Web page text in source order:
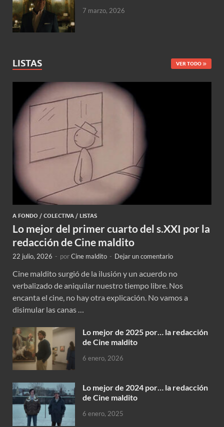
7 marzo, 2026
LISTAS VER TODO
A FONDO / COLECTIVA / LISTAS
Lo mejor del primer cuarto del s.XXI por la
redacción de Cine maldito
22 julio, 2026 - porCine maldito - Dejar un comentario
Cine maldito surgió de la ilusión y un acuerdo no
verbalizado de aniquilar nuestro tiempo libre. Nos
encanta el cine, no hay otra explicación. No vamos a
disimular las canas …
Lo mejor de 2025 por… la redacción
de Cine maldito
6 enero, 2026
Lo mejor de 2024 por… la redacción
de Cine maldito
6 enero, 2025